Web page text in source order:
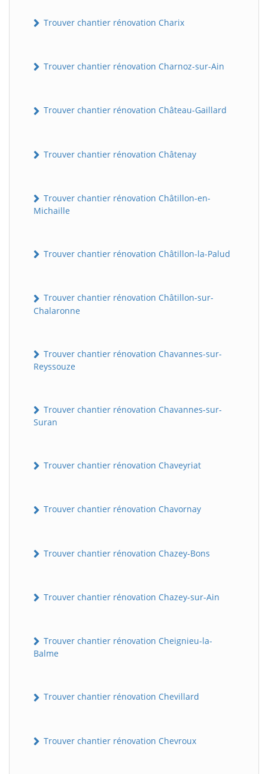
Trouver chantier rénovation Charix
Trouver chantier rénovation Charnoz-sur-Ain
Trouver chantier rénovation Château-Gaillard
Trouver chantier rénovation Châtenay
Trouver chantier rénovation Châtillon-en-
Michaille
Trouver chantier rénovation Châtillon-la-Palud
Trouver chantier rénovation Châtillon-sur-
Chalaronne
Trouver chantier rénovation Chavannes-sur-
Reyssouze
Trouver chantier rénovation Chavannes-sur-
Suran
Trouver chantier rénovation Chaveyriat
Trouver chantier rénovation Chavornay
Trouver chantier rénovation Chazey-Bons
Trouver chantier rénovation Chazey-sur-Ain
Trouver chantier rénovation Cheignieu-la-
Balme
Trouver chantier rénovation Chevillard
Trouver chantier rénovation Chevroux